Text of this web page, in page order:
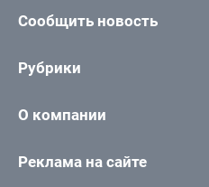
Сообщить новость
Рубрики
О компании
Реклама на сайте